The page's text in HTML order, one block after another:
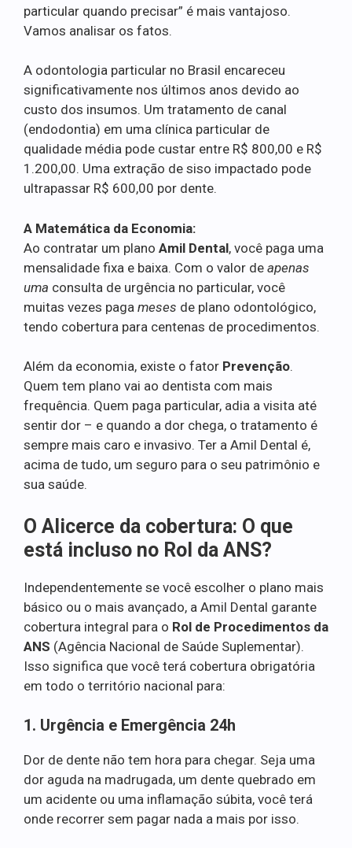
particular quando precisar” é mais vantajoso.
Vamos analisar os fatos.
A odontologia particular no Brasil encareceu
significativamente nos últimos anos devido ao
custo dos insumos. Um tratamento de canal
(endodontia) em uma clínica particular de
qualidade média pode custar entre R$ 800,00 e R$
1.200,00. Uma extração de siso impactado pode
ultrapassar R$ 600,00 por dente.
A Matemática da Economia:
Ao contratar um plano Amil Dental, você paga uma
mensalidade fixa e baixa. Com o valor de apenas
uma consulta de urgência no particular, você
muitas vezes paga meses de plano odontológico,
tendo cobertura para centenas de procedimentos.
Além da economia, existe o fator Prevenção.
Quem tem plano vai ao dentista com mais
frequência. Quem paga particular, adia a visita até
sentir dor – e quando a dor chega, o tratamento é
sempre mais caro e invasivo. Ter a Amil Dental é,
acima de tudo, um seguro para o seu patrimônio e
sua saúde.
O Alicerce da cobertura: O que
está incluso no Rol da ANS?
Independentemente se você escolher o plano mais
básico ou o mais avançado, a Amil Dental garante
cobertura integral para o Rol de Procedimentos da
ANS (Agência Nacional de Saúde Suplementar).
Isso significa que você terá cobertura obrigatória
em todo o território nacional para:
1. Urgência e Emergência 24h
Dor de dente não tem hora para chegar. Seja uma
dor aguda na madrugada, um dente quebrado em
um acidente ou uma inflamação súbita, você terá
onde recorrer sem pagar nada a mais por isso.